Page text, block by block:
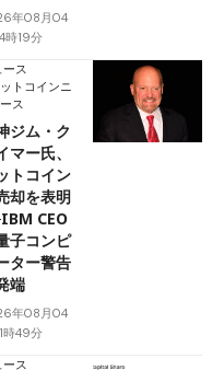
年08月04
時19分
ース
トコインニ
ス
ジム・ク
マー氏、
トコイン
却を表明
CEO
子コンピ
ター警告
端
年08月04
時49分
ース